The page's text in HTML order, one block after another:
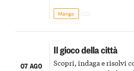
Mango
07 AGO
Il gioco della città
Scopri, indaga e risolvi